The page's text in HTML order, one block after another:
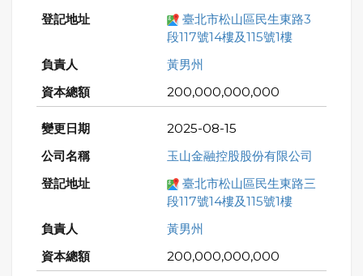
臺北市松山區民生東路3
段117號14樓及115號1樓
黃男州
200,000,000,000
2025-08-15
玉山金融控股股份有限公司
臺北市松山區民生東路三
段117號14樓及115號1樓
黃男州
200,000,000,000